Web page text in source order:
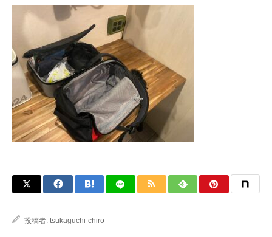
投稿者: tsukaguchi-chiro
アクセス
ブログ
診療カレンダー